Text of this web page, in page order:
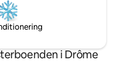
i Drôme